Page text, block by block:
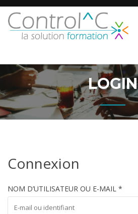
Skip
content
LOGIN
Connexion
NOM D’UTILISATEUR OU E-MAIL *